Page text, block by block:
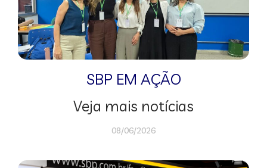
SBP EM AÇÃO
Veja mais notícias
08/06/2026